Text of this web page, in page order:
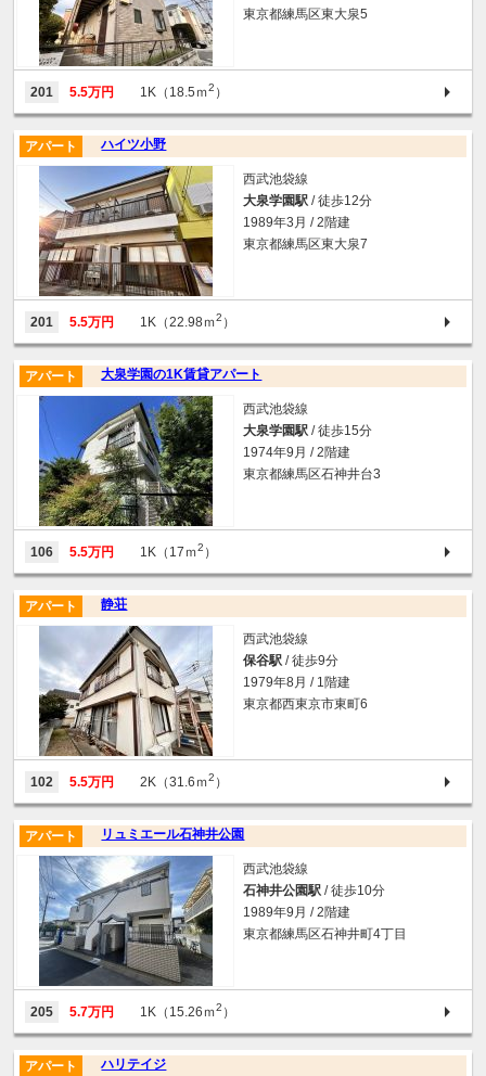
東京都練馬区東大泉5
201 5.5万円 1K（18.5ｍ2 ）
ハイツ小野
アパート
西武池袋線
大泉学園駅 / 徒歩12分
1989年3月 / 2階建
東京都練馬区東大泉7
201 5.5万円 1K（22.98ｍ2 ）
大泉学園の1K賃貸アパート
アパート
西武池袋線
大泉学園駅 / 徒歩15分
1974年9月 / 2階建
東京都練馬区石神井台3
106 5.5万円 1K（17ｍ2 ）
静荘
アパート
西武池袋線
保谷駅 / 徒歩9分
1979年8月 / 1階建
東京都西東京市東町6
102 5.5万円 2K（31.6ｍ2 ）
リュミエール石神井公園
アパート
西武池袋線
石神井公園駅 / 徒歩10分
1989年9月 / 2階建
東京都練馬区石神井町4丁目
205 5.7万円 1K（15.26ｍ2 ）
ハリテイジ
アパート